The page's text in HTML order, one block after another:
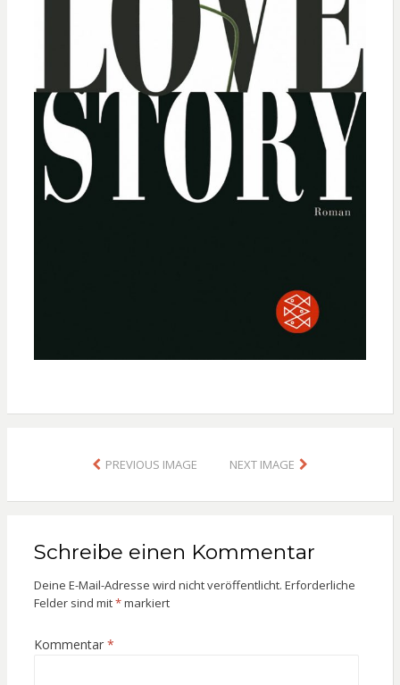
PREVIOUS IMAGE NEXT IMAGE
Schreibe einen Kommentar
Deine E-Mail-Adresse wird nicht veröffentlicht. Erforderliche
Felder sind mit*markiert
Kommentar *